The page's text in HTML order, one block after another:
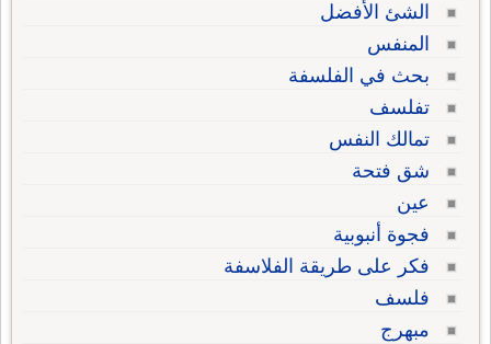
الشئ الأفضل
المنفس
بحث في الفلسفة
تفلسف
تمالك النفس
شق فتحة
عين
فجوة أنبوبية
فكر على طريقة الفلاسفة
فلسف
مبهرج